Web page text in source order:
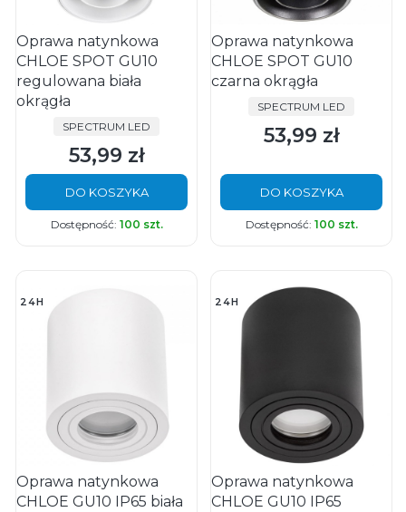
Oprawa natynkowa
CHLOE SPOT GU10
regulowana biała
okrągła
PRODUCENT
SPECTRUM LED
Cena
53,99 zł
DO KOSZYKA
Dostępność: 100 szt.
Oprawa natynkowa
CHLOE SPOT GU10
czarna okrągła
PRODUCENT
SPECTRUM LED
Cena
53,99 zł
DO KOSZYKA
Dostępność: 100 szt.
24H
Oprawa natynkowa
CHLOE GU10 IP65 biała
24H
Oprawa natynkowa
CHLOE GU10 IP65